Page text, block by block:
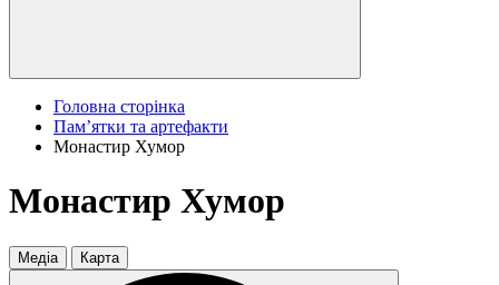
Головна сторінка
Пам’ятки та артефакти
Монастир Хумор
Монастир Хумор
Медіа Карта